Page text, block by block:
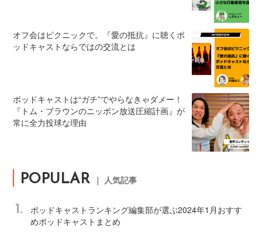
オフ会はピクニックで。『愛の抵抗』に聴くポ
ッドキャストならではの交流とは
ポッドキャストは“ガチ”でやらなきゃダメー！
『トム・ブラウンのニッポン放送圧縮計画』が
常に全力投球な理由
POPULAR ｜ 人気記事
1.
ポッドキャストランキング編集部が選ぶ2024年1月おすす
めポッドキャストまとめ